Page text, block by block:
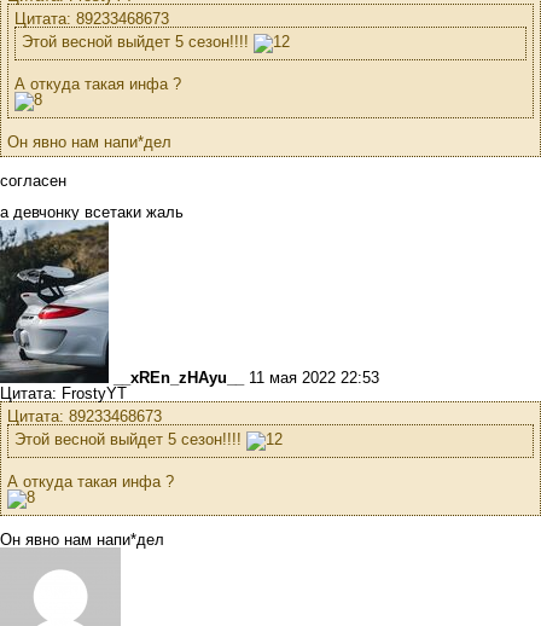
Цитата: 89233468673
Этой весной выйдет 5 сезон!!!!
А откуда такая инфа ?
Он явно нам напи*дел
согласен
а девчонку всетаки жаль
__xREn_zHAyu__
11 мая 2022 22:53
Цитата: FrostyYT
Цитата: 89233468673
Этой весной выйдет 5 сезон!!!!
А откуда такая инфа ?
Он явно нам напи*дел